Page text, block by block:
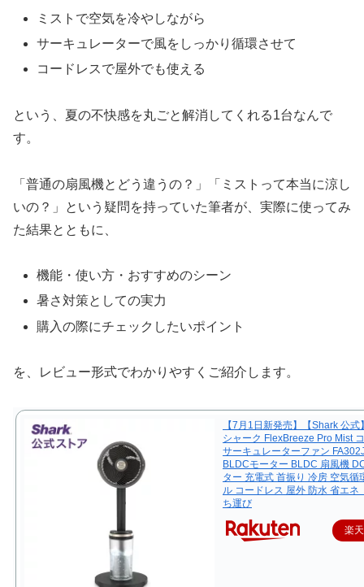
ミストで空気を冷やしながら
サーキュレーターで風をしっかり循環させて
コードレスで屋外でも使える
という、夏の不快感を丸ごと解消してくれる1台なんで
す。
「普通の扇風機とどう違うの？」「ミストって本当に涼し
いの？」という疑問を持っていた筆者が、実際に使ってみ
た結果とともに、
機能・使い方・おすすめのシーン
暑さ対策としての実力
購入の際にチェックしたいポイント
を、レビュー形式でわかりやすくご紹介します。
【7月1日新発売】【Shark 公式
シャーク FlexBreeze Pro Mist
サーキュレーターファン
BLDCモーター BLDC 扇風機
ター 充電式 首振り 冷房 空気循
ル コードレス 屋外 防水 省エネ
ち運び
楽